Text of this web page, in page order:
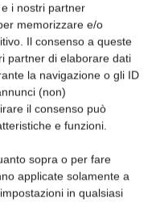
i nostri partner
memorizzare e/o
Il consenso a queste
partner di elaborare dati
la navigazione o gli ID
(non)
il consenso può
e funzioni.
sopra o per fare
applicate solamente a
in qualsiasi